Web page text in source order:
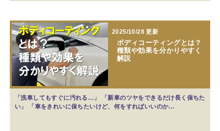
2025/10/28 更新
ボディコーティングとは？
種類や効果を分かりやすく
解説
「洗車してもすぐに汚れる…」 「新車のツヤをできるだけ長く保ちた
い」 「車をきれいに保ちたいけど、何をすればいいのか…